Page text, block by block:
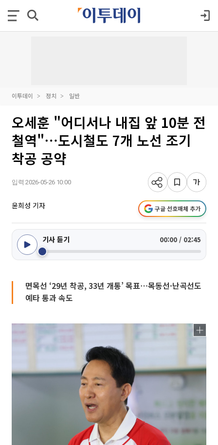
이투데이 정치 일반
오세훈 "어디서나 내집 앞 10분 전
철역"⋯도시철도 7개 노선 조기
착공 공약
입력 2026-05-26 10:00
윤희성 기자 구글 선호매체 추가
기사 듣기 00:00 / 02:45
면목선 ‘29년 착공, 33년 개통’ 목표⋯목동선·난곡선도
예타 통과 속도